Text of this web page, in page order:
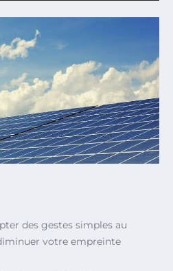
des gestes simples au
votre empreinte